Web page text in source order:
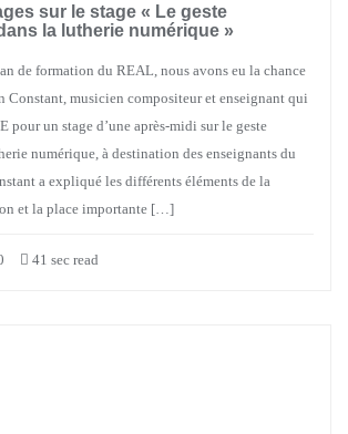
sur le stage « Le geste
la lutherie numérique »
de formation du REAL, nous avons eu la chance
Constant, musicien compositeur et enseignant qui
pour un stage d’une après-midi sur le geste
numérique, à destination des enseignants du
a expliqué les différents éléments de la
et la place importante […]
41 sec read